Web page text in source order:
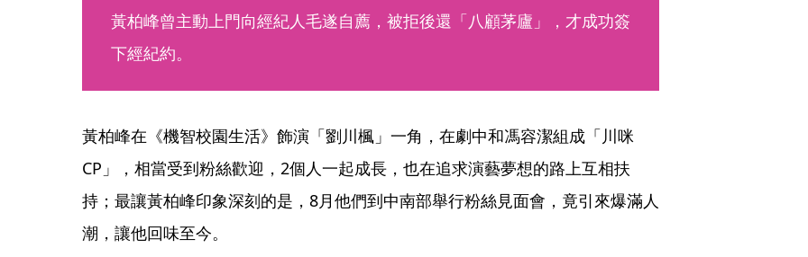
黃柏峰曾主動上門向經紀人毛遂自薦，被拒後還「八顧茅廬」，才成功簽
下經紀約。
黃柏峰在《機智校園生活》飾演「劉川楓」一角，在劇中和馮容潔組成「川咪
CP」，相當受到粉絲歡迎，2個人一起成長，也在追求演藝夢想的路上互相扶
持；最讓黃柏峰印象深刻的是，8月他們到中南部舉行粉絲見面會，竟引來爆滿人
潮，讓他回味至今。